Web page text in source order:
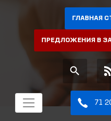
ГЛАВНАЯ
ПРЕДЛОЖЕНИЯ В
71